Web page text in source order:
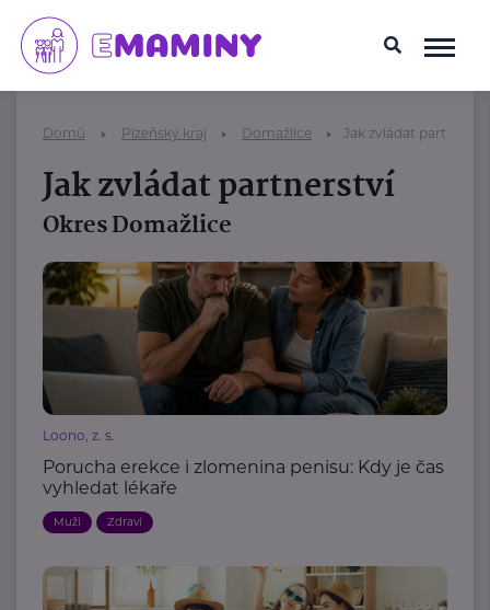
Domů Plzeňský kraj Domažlice Jak zvládat partnerství
Jak zvládat partnerství
Okres Domažlice
Loono, z. s.
Porucha erekce i zlomenina penisu: Kdy je čas
vyhledat lékaře
Muži Zdraví